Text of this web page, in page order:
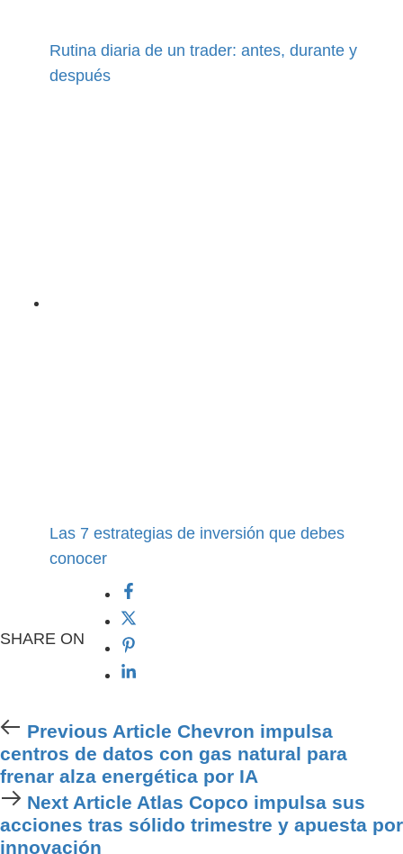
Rutina diaria de un trader: antes, durante y
después
Las 7 estrategias de inversión que debes
conocer
SHARE ON
Previous
Article
Previous Article Chevron impulsa
centros de datos con gas natural para
frenar alza energética por IA
Next
Article
Next Article Atlas Copco impulsa sus
acciones tras sólido trimestre y apuesta por
innovación